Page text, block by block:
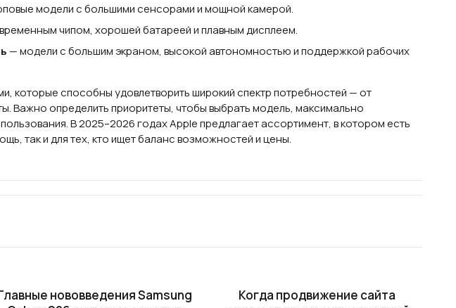
модели с большими сенсорами и мощной камерой.
чипом, хорошей батареей и плавным дисплеем.
— модели с большим экраном, высокой автономностью и поддержкой рабочих
которые способны удовлетворить широкий спектр потребностей — от
Важно определить приоритеты, чтобы выбрать модель, максимально
В 2025–2026 годах Apple предлагает ассортимент, в котором есть
так и для тех, кто ищет баланс возможностей и цены.
нововведения Samsung
Когда продвижение сайта